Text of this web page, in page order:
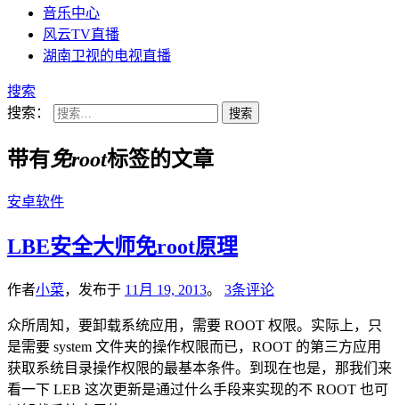
音乐中心
风云TV直播
湖南卫视的电视直播
搜索
搜索：
带有免root标签的文章
安卓软件
LBE安全大师免root原理
作者小菜，发布于 11月 19, 2013。 3条评论
众所周知，要卸载系统应用，需要 ROOT 权限。实际上，只
是需要 system 文件夹的操作权限而已，ROOT 的第三方应用
获取系统目录操作权限的最基本条件。到现在也是，那我们来
看一下 LEB 这次更新是通过什么手段来实现的不 ROOT 也可